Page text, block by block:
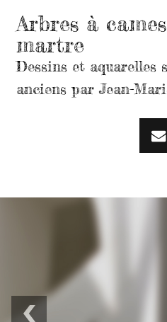
Arbres à
martre
Dessins et aquarelles
anciens par Jean-